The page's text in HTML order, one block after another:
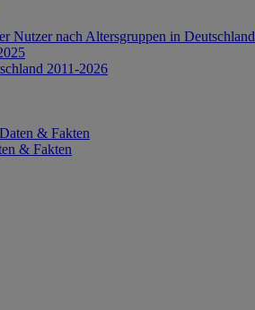
Nutzer nach Altersgruppen in
2011-2026
& Fakten
& Fakten